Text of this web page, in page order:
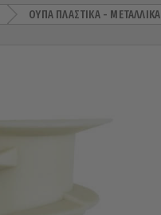
ΟΎΠΑ ΠΛΑΣΤΙΚΆ - ΜΕΤΑΛΛΙΚΆ